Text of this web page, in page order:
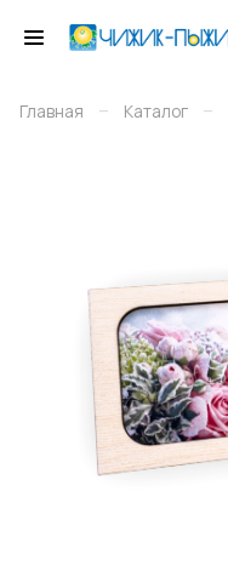
Главная – Каталог –